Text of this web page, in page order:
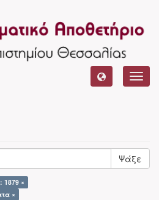
Ψάξε
1879 ×
×